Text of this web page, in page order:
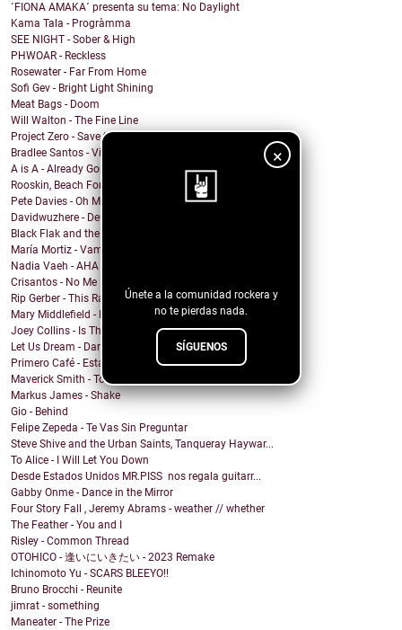
×
Únete a la comunidad rockera y
no te pierdas nada.
SÍGUENOS
´FIONA AMAKA´ presenta su tema: No Daylight
Kama Tala - Progràmma
SEE NIGHT - Sober & High
PHWOAR - Reckless
Rosewater - Far From Home
Sofi Gev - Bright Light Shining
Meat Bags - Doom
Will Walton - The Fine Line
Project Zero - Save the Date
Bradlee Santos - Violent Kiss
A is A - Already Gone
Rooskin, Beach For Tiger - Forever This Way
Pete Davies - Oh My God
Davidwuzhere - Deuces
Black Flak and the Nightmare Fighters - Depthlight
María Mortiz - Vampiro
Nadia Vaeh - AHA
Crisantos - No Me Digas C****n
Rip Gerber - This Ranch Is My Church
Mary Middlefield - Bite Me
Joey Collins - Is This What We're Living For?
Let Us Dream - Darling
Primero Café - Esta Culpa
Maverick Smith - Too Good To Be True (Kacey Musgra...
Markus James - Shake
Gio - Behind
Felipe Zepeda - Te Vas Sin Preguntar
Steve Shive and the Urban Saints, Tanqueray Haywar...
To Alice - I Will Let You Down
Desde Estados Unidos MR.PISS nos regala guitarr...
Gabby Onme - Dance in the Mirror
Four Story Fall , Jeremy Abrams - weather // whether
The Feather - You and I
Risley - Common Thread
OTOHICO - 逢いにいきたい - 2023 Remake
Ichinomoto Yu - SCARS BLEEYO!!
Bruno Brocchi - Reunite
jimrat - something
Maneater - The Prize